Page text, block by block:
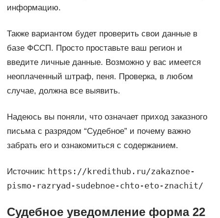
информацию.
Также вариантом будет проверить свои данные в
базе ФССП. Просто проставьте ваш регион и
введите личные данные. Возможно у вас имеется
неоплаченный штраф, пеня. Проверка, в любом
случае, должна все выявить.
Надеюсь вы поняли, что означает приход заказного
письма с разрядом “Судебное” и почему важно
забрать его и ознакомиться с содержанием.
Источник: https://kredithub.ru/zakaznoe-
pismo-razryad-sudebnoe-chto-eto-znachit/
Судебное уведомление форма 22